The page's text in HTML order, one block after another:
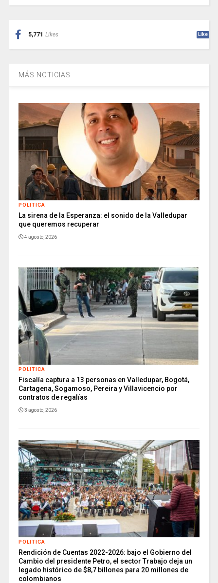
5,771 Likes Like
MÁS NOTICIAS
POLITICA
La sirena de la Esperanza: el sonido de la Valledupar
que queremos recuperar
4 agosto, 2026
POLITICA
Fiscalía captura a 13 personas en Valledupar, Bogotá,
Cartagena, Sogamoso, Pereira y Villavicencio por
contratos de regalías
3 agosto, 2026
POLITICA
Rendición de Cuentas 2022-2026: bajo el Gobierno del
Cambio del presidente Petro, el sector Trabajo deja un
legado histórico de $8,7 billones para 20 millones de
colombianos